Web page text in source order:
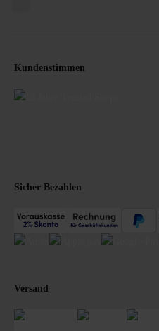
Kundenstimmen
Sicher Bezahlen
Versand